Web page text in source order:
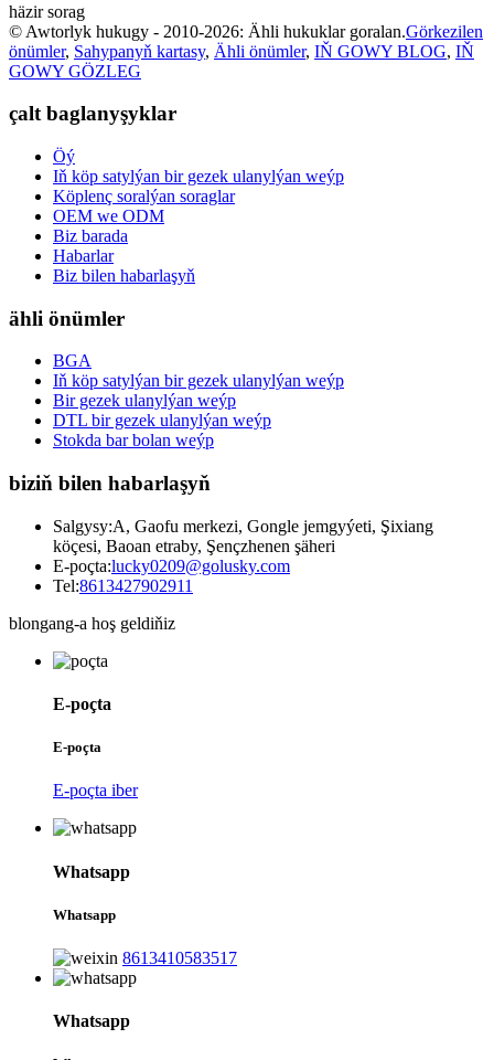
häzir sorag
© Awtorlyk hukugy - 2010-2026: Ähli hukuklar goralan.Görkezilen
önümler, Sahypanyň kartasy, Ähli önümler, IŇ GOWY BLOG, IŇ
GOWY GÖZLEG
çalt baglanyşyklar
Öý
Iň köp satylýan bir gezek ulanylýan weýp
Köplenç soralýan soraglar
OEM we ODM
Biz barada
Habarlar
Biz bilen habarlaşyň
ähli önümler
BGA
Iň köp satylýan bir gezek ulanylýan weýp
Bir gezek ulanylýan weýp
DTL bir gezek ulanylýan weýp
Stokda bar bolan weýp
biziň bilen habarlaşyň
Salgysy:A, Gaofu merkezi, Gongle jemgyýeti, Şixiang
köçesi, Baoan etraby, Şençzhenen şäheri
E-poçta:lucky0209@golusky.com
Tel:8613427902911
blongang-a hoş geldiňiz
E-poçta
E-poçta
E-poçta iber
Whatsapp
Whatsapp
8613410583517
Whatsapp